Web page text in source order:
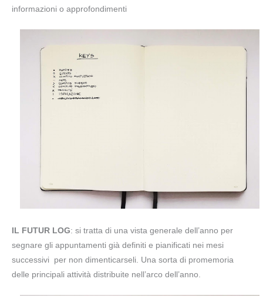
informazioni o approfondimenti
IL FUTUR LOG: si tratta di una vista generale dell’anno per
segnare gli appuntamenti già definiti e pianificati nei mesi
successivi per non dimenticarseli. Una sorta di promemoria
delle principali attività distribuite nell’arco dell’anno.